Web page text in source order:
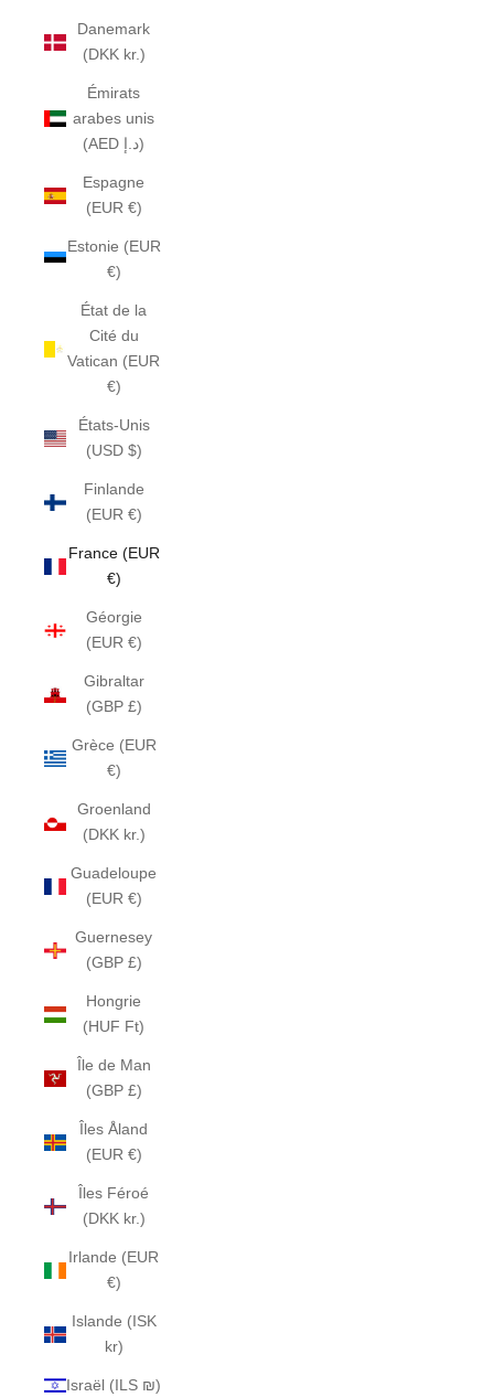
Danemark
(DKK kr.)
Émirats
arabes unis
(AED د.إ)
Espagne
(EUR €)
Estonie (EUR
€)
État de la
Cité du
Vatican (EUR
€)
États-Unis
(USD $)
Finlande
(EUR €)
France (EUR
€)
Géorgie
(EUR €)
Gibraltar
(GBP £)
Grèce (EUR
€)
Groenland
(DKK kr.)
Guadeloupe
(EUR €)
Guernesey
(GBP £)
Hongrie
(HUF Ft)
Île de Man
(GBP £)
Îles Åland
(EUR €)
Îles Féroé
(DKK kr.)
Irlande (EUR
€)
Islande (ISK
kr)
Israël (ILS ₪)